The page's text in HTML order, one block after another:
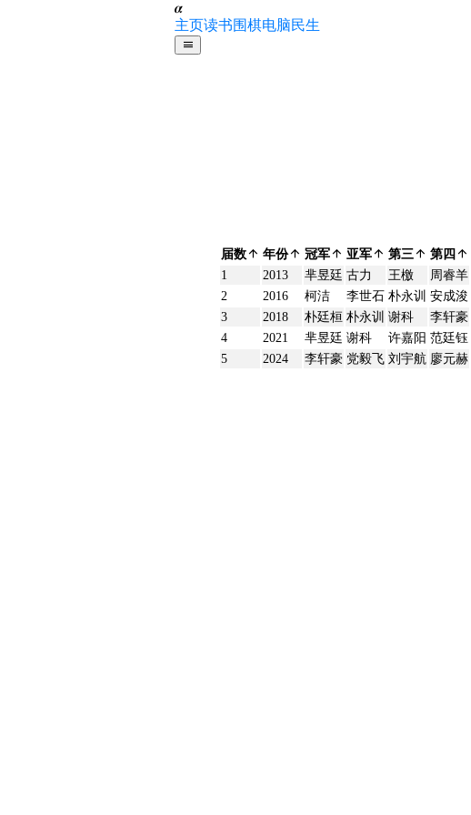
𝜶
主页读书围棋电脑民生
届数 年份 冠军 亚军 第三 第四
1
2013 芈昱廷 古力 王檄 周睿羊
2
2016 柯洁 李世石 朴永训 安成浚
3
2018 朴廷桓 朴永训 谢科 李轩豪
4
2021 芈昱廷 谢科 许嘉阳 范廷钰
5
2024 李轩豪 党毅飞 刘宇航 廖元赫